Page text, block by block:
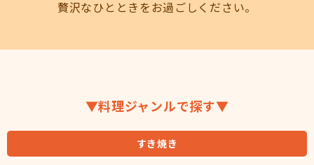
贅沢なひとときをお過ごしください。
▼料理ジャンルで探す▼
すき焼き